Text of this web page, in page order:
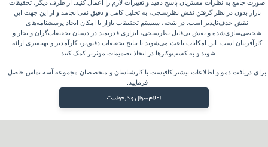
صورت جامع به نظرات مشتریان پاسخ دهید و تغییرات لازم را اعمال کنید. از طرف دیگر، تحقیقات
بازار بدون در نظر گرفتن نقش نظرسنجی، به تحلیل کامل و دقیق نمی‌انجامد و از این جهت این
نقش حذف‌ناپذیر است. در نتیجه، سیستم تحقیقات بازار با امکان ایجاد پرسشنامه‌های
شخصی‌سازی‌شده و نقش بی‌قایل نظرسنجی، ابزاری قدرتمند در دستان تحقیقات‌گران و تجار و
کارآفرینان است. این امکانات باعث می‌شوند تا نتایج تحقیقات دقیق‌تر، کارآمدتر و بهینه‌تری ارائه
شوند و به کسب‌وکارها در اتخاذ تصمیمات موثرتر کمک کنند.
دریافت دمو و اطلاعات بیشتر کافیست با کارشناسان و متخصصان مجموعه آسه تماس حاصل
فرمایید.
اعلام سوال و درخواست